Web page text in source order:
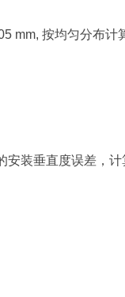
mm, 按均匀分布计
装垂直度误差，计